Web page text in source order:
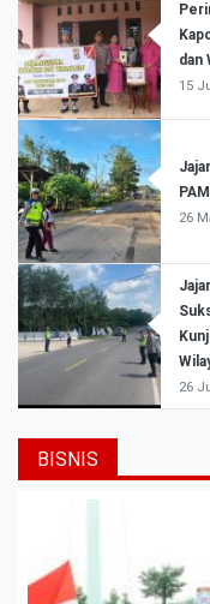
dan
15
26
26
BISNIS